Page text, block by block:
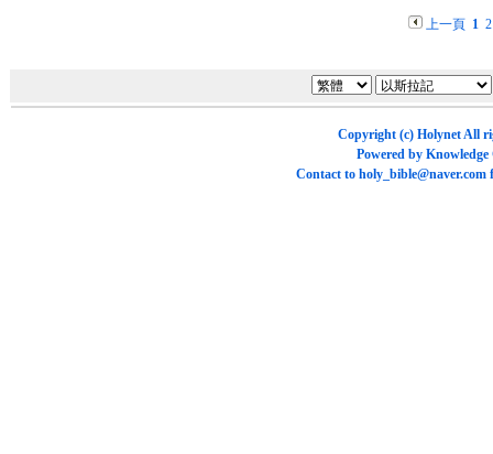
上一頁 1 2
Copyright (c) HolynetAll
Powered by Knowledge
Contact to holy_bible@naver.com